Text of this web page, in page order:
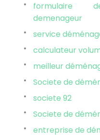
formulaire
demenageur
service
calculateur
meilleur
Societe de
societe 92
Societe de
entreprise de